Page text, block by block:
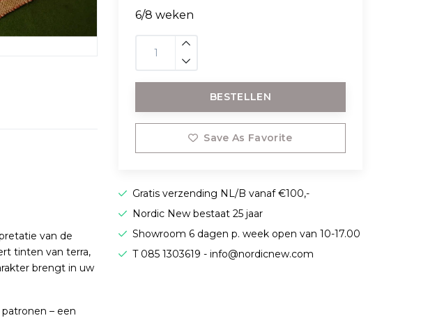
6/8 weken
BESTELLEN
Save As Favorite
Gratis verzending NL/B vanaf €100,-
Nordic New bestaat 25 jaar
Showroom 6 dagen p. week open van 10-17.00
T 085 1303619 -info@nordicnew.com
van de
tinten van terra,
brengt in uw
– een